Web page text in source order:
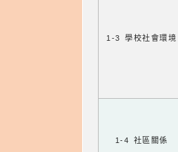
1-3 學校社會環境
1-4 社區關係